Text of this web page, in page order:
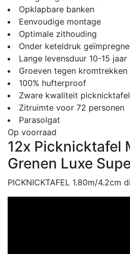
Opklapbare banken
Eenvoudige montage
Optimale zithouding
Onder keteldruk
Lange levensduur 10-15 jaar
Groeven tegen kromtrekken
100% hufterproof
Zware kwaliteit picknicktafel
Zitruimte voor 72 personen
Parasolgat
Op voorraad
12x Picknicktafel
Grenen Luxe
PICKNICKTAFEL 1.80m/4.2cm